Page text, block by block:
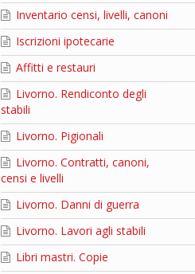
Inventario censi, livelli, canoni
Iscrizioni ipotecarie
Affitti e restauri
Livorno. Rendiconto degli
stabili
Livorno. Pigionali
Livorno. Contratti, canoni,
censi e livelli
Livorno. Danni di guerra
Livorno. Lavori agli stabili
Libri mastri. Copie